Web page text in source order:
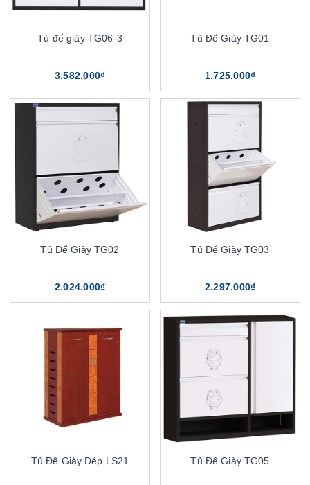
Tủ để giày TG06-3
3.582.000₫
Tủ Để Giày TG01
1.725.000₫
Tủ Để Giày TG02
2.024.000₫
Tủ Để Giày TG03
2.297.000₫
Tủ Để Giày Dép LS21 Tủ Để Giày TG05